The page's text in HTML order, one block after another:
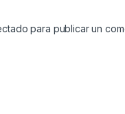
para publicar un